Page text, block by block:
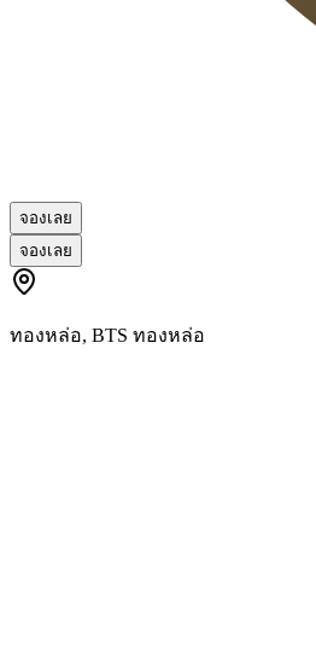
จองเลย
จองเลย
ทองหล่อ, BTS ทองหล่อ